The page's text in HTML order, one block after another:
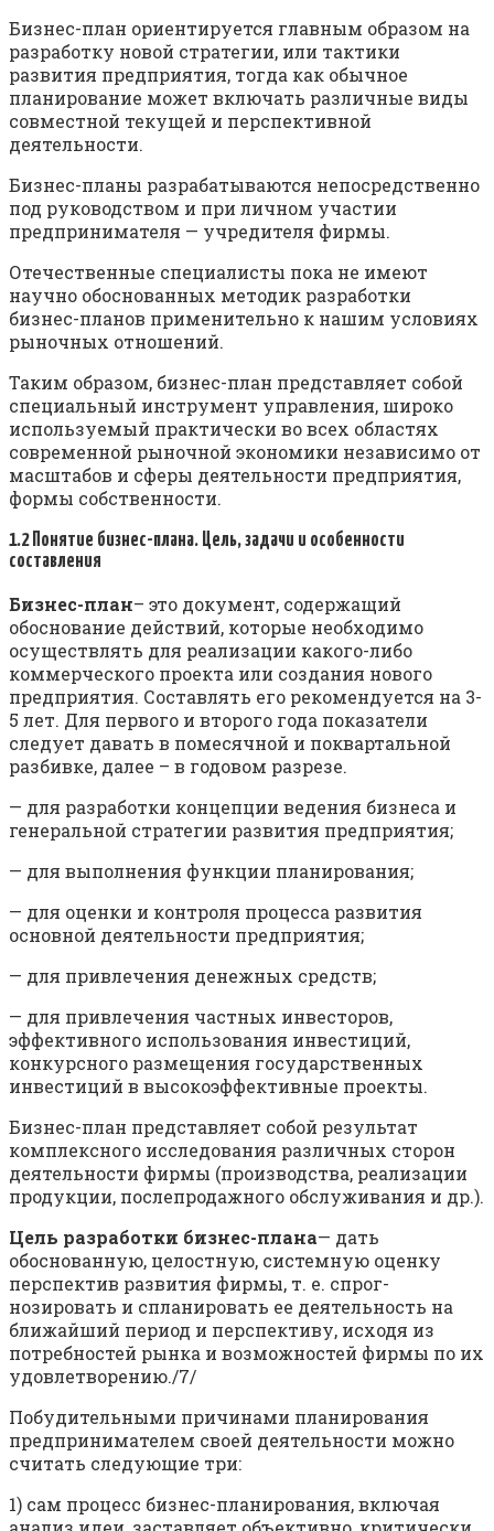
Бизнес-план ориентируется главным образом на
разработку новой стратегии, или тактики
развития предприятия, тогда как обычное
планирование может включать различные виды
совместной текущей и перспективной
деятельности.
Бизнес-планы разрабатываются непосредственно
под руководством и при личном участии
предпринимателя — учредителя фирмы.
Отечественные специалисты пока не имеют
научно обоснованных методик разработки
бизнес-планов применительно к нашим условиях
рыночных отношений.
Таким образом, бизнес-план представляет собой
специальный инструмент управления, широко
используемый практически во всех областях
современной рыночной экономики независимо от
масштабов и сферы деятельности предприятия,
формы собственности.
1.2 Понятие бизнес-плана. Цель, задачи и особенности
составления
Бизнес-план– это документ, содержащий
обоснование действий, которые необходимо
осуществлять для реализации какого-либо
коммерческого проекта или создания нового
предприятия. Составлять его рекомендуется на 3-
5 лет. Для первого и второго года показатели
следует давать в помесячной и поквартальной
разбивке, далее – в годовом разрезе.
— для разработки концепции ведения бизнеса и
генеральной стратегии развития предприятия;
— для выполнения функции планирования;
— для оценки и контроля процесса развития
основной деятельности предприятия;
— для привлечения денежных средств;
— для привлечения частных инвесторов,
эффективного использования инвестиций,
конкурсного размещения государственных
инвестиций в высокоэффективные проекты.
Бизнес-план представляет собой результат
комплексного исследования различных сторон
деятельности фирмы (производства, реализации
продукции, послепродажного обслуживания и др.).
Цель разработки бизнес-плана— дать
обоснованную, целостную, системную оценку
перспектив развития фирмы, т. е. спрог­
нозировать и спланировать ее деятельность на
ближайший период и перспективу, исходя из
потребностей рынка и возможностей фирмы по их
удовлетворению./7/
Побудительными причинами планирования
предпринимателем своей деятельности можно
считать следующие три:
1) сам процесс бизнес-планирования, включая